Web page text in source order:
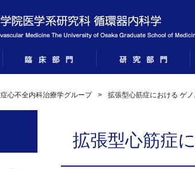
心不全内科治療学グループ > 拡張型心筋症における ゲ
拡張型心筋症